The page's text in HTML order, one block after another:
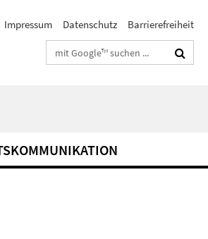
Impressum Datenschutz
Barrierefreiheit
Suchbegriffe